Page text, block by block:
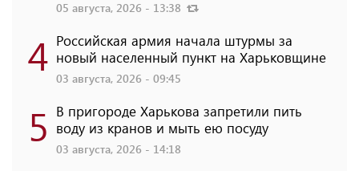
05 августа, 2026 - 13:38
4 Российская армия начала штурмы за
новый населенный пункт на Харьковщине
03 августа, 2026 - 09:45
5 В пригороде Харькова запретили пить
воду из кранов и мыть ею посуду
03 августа, 2026 - 14:18